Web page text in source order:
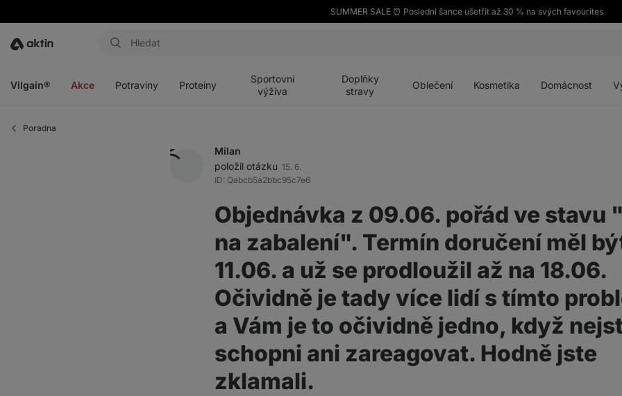
SUMMER SALE ⏰ Poslední šance ušetřit až 30 % na svých favourites
Aktin
Vilgain® Akce Potraviny Proteiny
Sportovní
výživa
Doplňky
stravy
Oblečení Kosmetika Domácnost
Poradna
Milan
položil otázku 15. 6.
ID: Qabcb5a2bbc95c7e6
Objednávka z 09.06. pořád ve stavu
na zabalení". Termín doručení měl
11.06. a už se prodloužil až na 18.06.
Očividně je tady více lidí s tímto
a Vám je to očividně jedno, když
schopni ani zareagovat. Hodně jste
zklamali.